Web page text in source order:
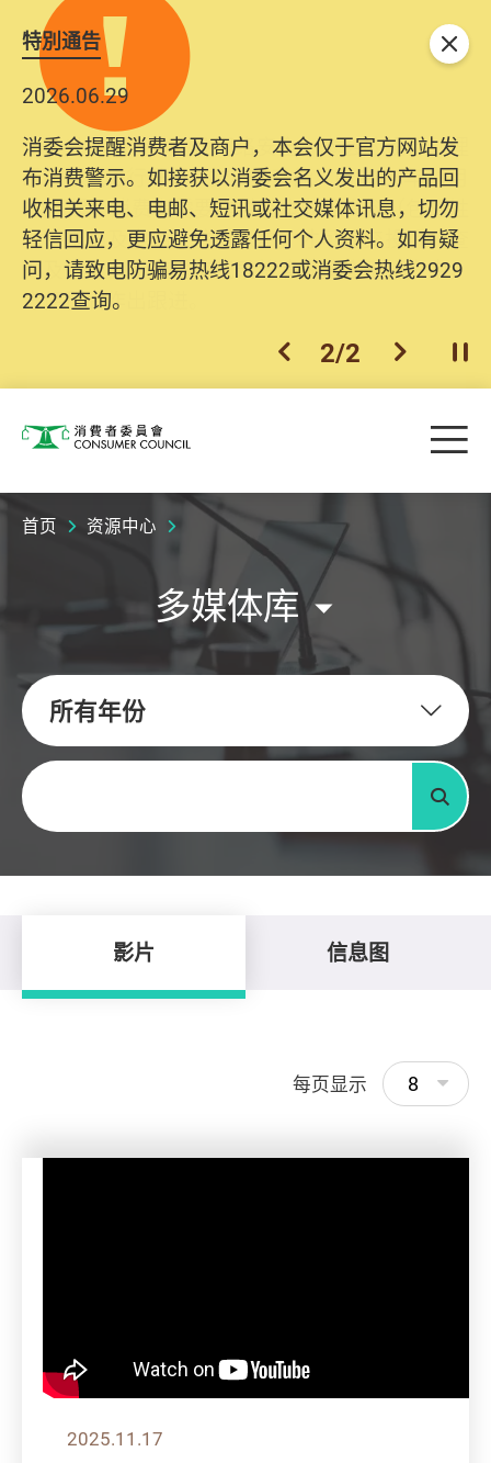
特別通告
2026.06.29
消委会提醒消费者及商户，本会仅于官方网站发
布消费警示。如接获以消委会名义发出的产品回
收相关来电、电邮、短讯或社交媒体讯息，切勿
轻信回应，更应避免透露任何个人资料。如有疑
问，请致电防骗易热线18222或消委会热线2929
2222查询。
2025.10.31
为提升使用者体验及网络安全，本会的投诉处理
系统已经进行升级及推出新功能。由2025年11月
10日起，消费者需要提供基本联络资料（包括姓
名、电邮及电话）注册帐户，才可提交投诉、查
询及建议。所有提交纪录将清晰整合于帐户中，
方便日后作出跟进。
上一个
2/2 下一个开
关闭
消费者委员会 目
首页 资源中心
多媒体库
所有年份
关键字
搜寻
影片 信息图
每页显示 8
2025.11.17